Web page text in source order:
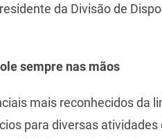
da Divisão de
sempre nas mãos
mais reconhecidos da
para diversas